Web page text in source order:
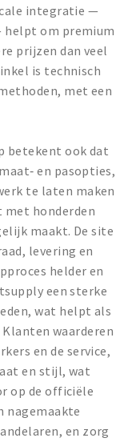
integratie —
om premium
prijzen dan veel
is technisch
met een
betekent ook dat
en pasopties,
te laten maken
met honderden
maakt. De site
levering en
helder en
een sterke
wat helpt als
waarderen
en de service,
en stijl, wat
op de officiële
nagemaakte
en zorg